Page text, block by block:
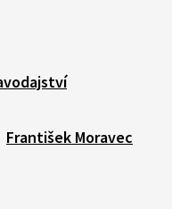
František Moravec